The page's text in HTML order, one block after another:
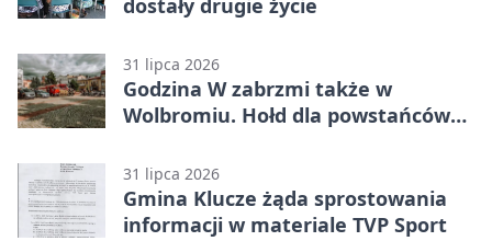
dostały drugie życie
31 lipca 2026
Godzina W zabrzmi także w
Wolbromiu. Hołd dla powstańców
31 lipca 2026
Gmina Klucze żąda sprostowania
informacji w materiale TVP Sport